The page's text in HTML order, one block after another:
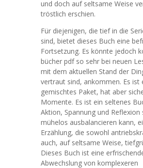
und doch auf seltsame Weise
tröstlich erschien.
Für diejenigen, die tief in die
sind, bietet dieses Buch eine
Fortsetzung. Es könnte jedoch
bücher pdf so sehr bei neuen
mit dem aktuellen Stand der
vertraut sind, ankommen. Es ist
gemischtes Paket, hat aber
Momente. Es ist ein seltenes
Aktion, Spannung und Reflexion
mühelos ausbalancieren kann,
Erzählung, die sowohl
auch, auf seltsame Weise,
Dieses Buch ist eine
Abwechslung von komplexeren